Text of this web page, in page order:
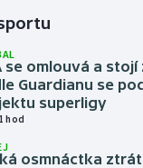
se omlouvá a
Guardianu se
superligy
hod
osmnáctka